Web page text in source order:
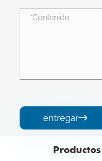
entregar